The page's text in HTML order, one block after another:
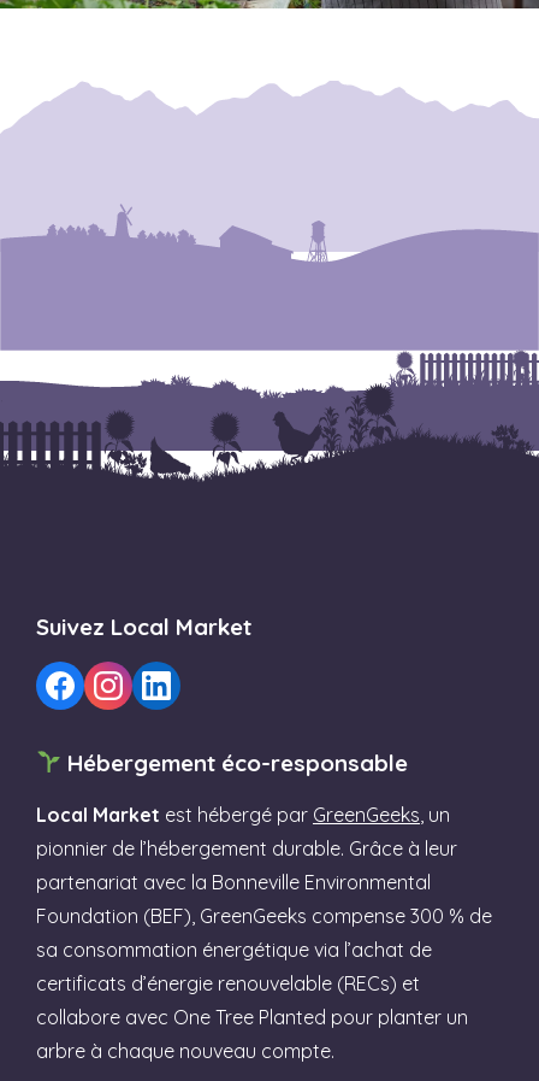
Suivez Local Market
Hébergement éco-responsable
Local Market est hébergé par GreenGeeks , un
pionnier de l’hébergement durable. Grâce à leur
partenariat avec la Bonneville Environmental
Foundation (BEF), GreenGeeks compense 300 % de
sa consommation énergétique via l’achat de
certificats d’énergie renouvelable (RECs) et
collabore avec One Tree Planted pour planter un
arbre à chaque nouveau compte.